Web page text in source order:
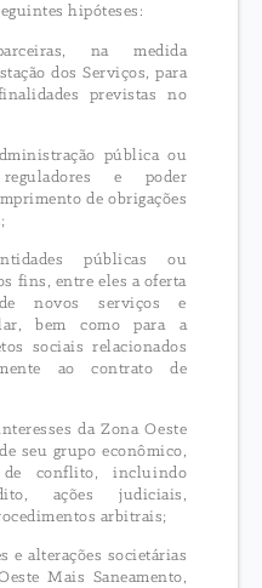
hipóteses:
na medida
dos Serviços, para
previstas no
pública ou
e poder
de obrigações
públicas ou
fins, entre eles a oferta
novos serviços e
bem como para a
sociais relacionados
ao contrato de
da Zona Oeste
seu grupo econômico,
conflito, incluindo
ações judiciais,
arbitrais;
e alterações societárias
Mais Saneamento,